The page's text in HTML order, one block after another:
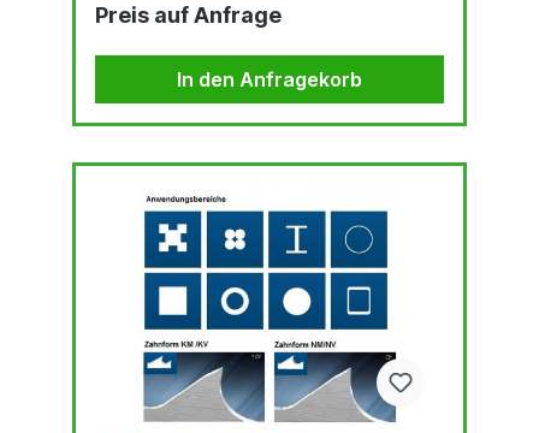
diese Anwendungen ist das RIX Astroflex
Sägeband Profile die perfekte Lösung! Der
verstärkte Zahnrücken erhöht die
Widerstandsfähigkeit gegen Überlastung des
Zahnes durch Vibrationen bei unterbrochenen
Preis auf Anfrage
In den Anfragekorb